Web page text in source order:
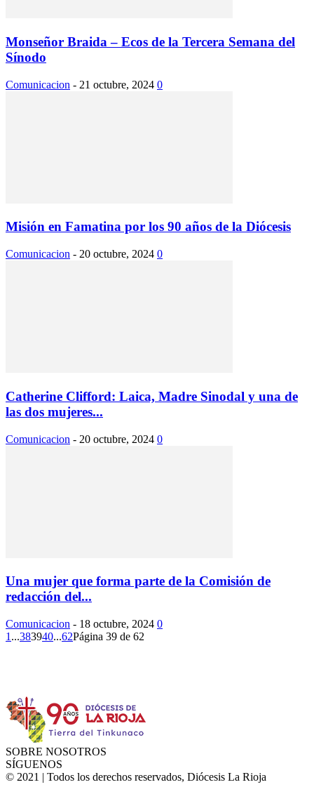
Monseñor Braida – Ecos de la Tercera Semana del
Sínodo
Comunicacion - 21 octubre, 2024 0
Misión en Famatina por los 90 años de la Diócesis
Comunicacion - 20 octubre, 2024 0
Catherine Clifford: Laica, Madre Sinodal y una de
las dos mujeres...
Comunicacion - 20 octubre, 2024 0
Una mujer que forma parte de la Comisión de
redacción del...
Comunicacion - 18 octubre, 2024 0
1 ...383940...62Página 39 de 62
SOBRE NOSOTROS
SÍGUENOS
© 2021 | Todos los derechos reservados, Diócesis La Rioja